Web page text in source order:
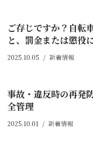
ご存じですか？自転
と、罰金または懲役
2025.10.05 新着情報
事故・違反時の再発
全管理
2025.10.01 新着情報